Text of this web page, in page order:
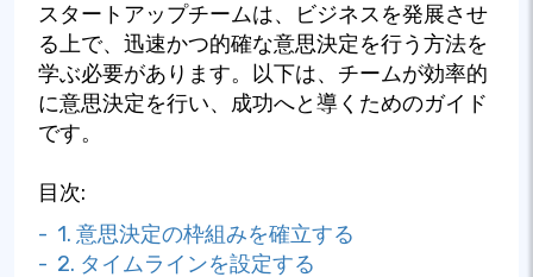
スタートアップチームは、ビジネスを発展させ
る上で、迅速かつ的確な意思決定を行う方法を
学ぶ必要があります。以下は、チームが効率的
に意思決定を行い、成功へと導くためのガイド
です。
目次:
- 1. 意思決定の枠組みを確立する
- 2. タイムラインを設定する